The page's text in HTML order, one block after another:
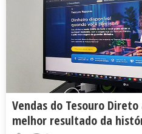
Vendas do Tesouro
melhor resultado da